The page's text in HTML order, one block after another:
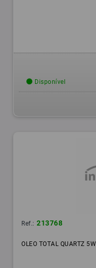
Disponível
Ref.: 213768
OLEO TOTAL QUARTZ